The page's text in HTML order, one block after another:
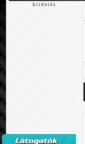
h i r d e t é s